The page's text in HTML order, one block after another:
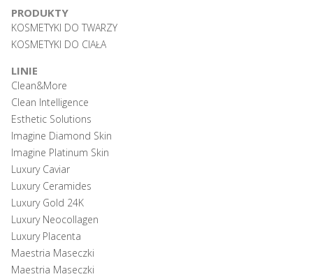
PRODUKTY
KOSMETYKI DO TWARZY
KOSMETYKI DO CIAŁA
LINIE
Clean&More
Clean Intelligence
Esthetic Solutions
Imagine Diamond Skin
Imagine Platinum Skin
Luxury Caviar
Luxury Ceramides
Luxury Gold 24K
Luxury Neocollagen
Luxury Placenta
Maestria Maseczki
Maestria Maseczki